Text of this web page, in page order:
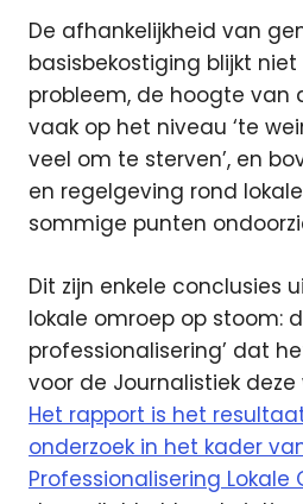
De afhankelijkheid van
basisbekostiging blijkt
probleem, de hoogte van
vaak op het niveau ‘te
veel om te sterven’, en
en regelgeving rond
sommige punten
Dit zijn enkele conclusies
lokale omroep op stoom:
professionalisering’ dat
voor de Journalistiek
Het rapport is het
onderzoek in het kader
Professionalisering Lokale